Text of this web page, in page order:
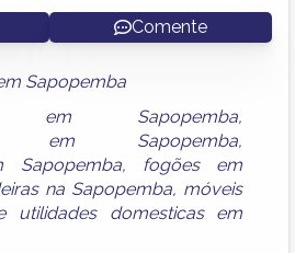
Comente
Sapopemba
em Sapopemba,
em Sapopemba,
Sapopemba,
fogões em
na Sapopemba, móveis
utilidades domesticas em